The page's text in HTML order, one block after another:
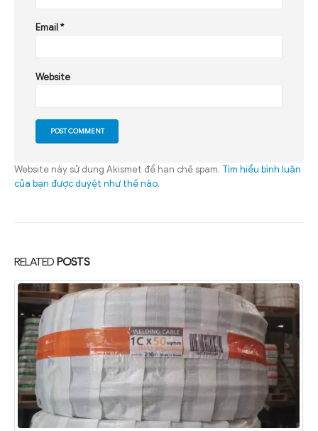
Email*
Website
Website này sử dụng Akismet để hạn chế spam. Tìm hiểu bình luận
của bạn được duyệt như thế nào.
RELATED POSTS